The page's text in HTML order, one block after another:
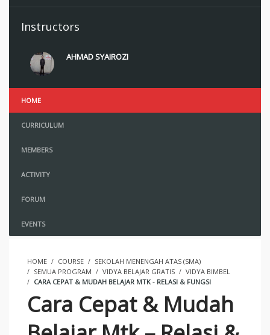
Instructors
AHMAD SYAIROZI
HOME
CURRICULUM
MEMBERS
ACTIVITY
FORUM
EVENTS
HOME COURSE
SEKOLAH MENENGAH ATAS (SMA)
SEMUA PROGRAM
VIDYA BELAJAR GRATIS
VIDYA BIMBEL
CARA CEPAT & MUDAH BELAJAR MTK - RELASI & FUNGSI
Cara Cepat & Mudah